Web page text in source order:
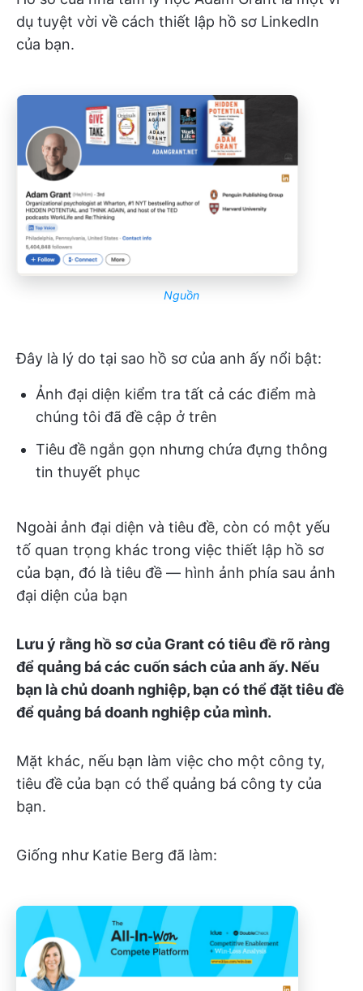
dụ tuyệt vời về cách thiết lập hồ sơ LinkedIn
của bạn.
Nguồn
Đây là lý do tại sao hồ sơ của anh ấy nổi bật:
Ảnh đại diện kiểm tra tất cả các điểm mà
chúng tôi đã đề cập ở trên
Tiêu đề ngắn gọn nhưng chứa đựng thông
tin thuyết phục
Ngoài ảnh đại diện và tiêu đề, còn có một yếu
tố quan trọng khác trong việc thiết lập hồ sơ
của bạn, đó là tiêu đề — hình ảnh phía sau ảnh
đại diện của bạn
Lưu ý rằng hồ sơ của Grant có tiêu đề rõ ràng
để quảng bá các cuốn sách của anh ấy. Nếu
bạn là chủ doanh nghiệp, bạn có thể đặt tiêu đề
để quảng bá doanh nghiệp của mình.
Mặt khác, nếu bạn làm việc cho một công ty,
tiêu đề của bạn có thể quảng bá công ty của
bạn.
Giống như Katie Berg đã làm: